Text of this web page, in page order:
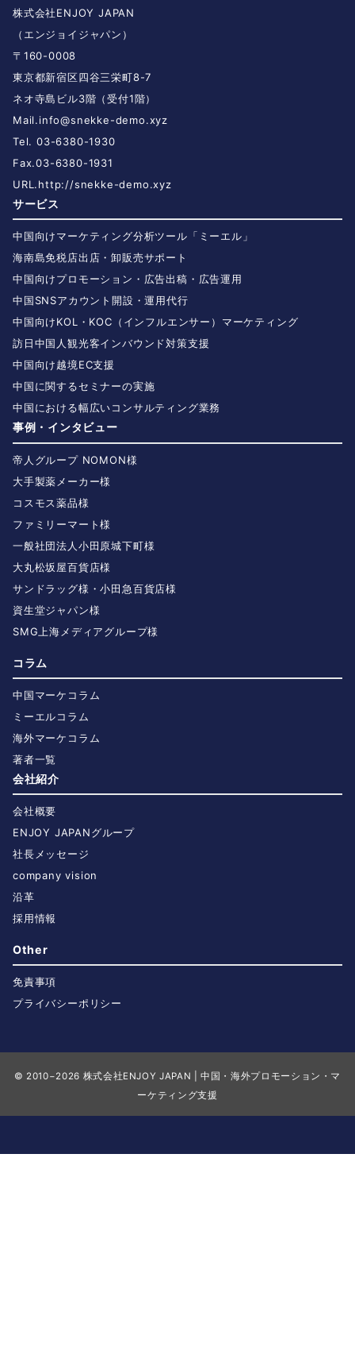
株式会社ENJOY JAPAN
（エンジョイジャパン）
〒160-0008
東京都新宿区四谷三栄町8-7
ネオ寺島ビル3階（受付1階）
Mail.info@snekke-demo.xyz
Tel. 03-6380-1930
Fax.03-6380-1931
URL.http://snekke-demo.xyz
サービス
中国向けマーケティング分析ツール「ミーエル」
海南島免税店出店・卸販売サポート
中国向けプロモーション・広告出稿・広告運用
中国SNSアカウント開設・運用代行
中国向けKOL・KOC（インフルエンサー）マーケティング
訪日中国人観光客インバウンド対策支援
中国向け越境EC支援
中国に関するセミナーの実施
中国における幅広いコンサルティング業務
事例・インタビュー
帝人グループ NOMON様
大手製薬メーカー様
コスモス薬品様
ファミリーマート様
一般社団法人小田原城下町様
大丸松坂屋百貨店様
サンドラッグ様・小田急百貨店様
資生堂ジャパン様
SMG上海メディアグループ様
コラム
中国マーケコラム
ミーエルコラム
海外マーケコラム
著者一覧
会社紹介
会社概要
ENJOY JAPANグループ
社長メッセージ
company vision
沿革
採用情報
Other
免責事項
プライバシーポリシー
© 2010−2026 株式会社ENJOY JAPAN | 中国・海外プロモーション・マ
ーケティング支援